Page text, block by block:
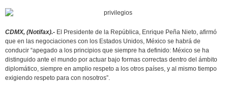
CDMX, (Notifax).- El Presidente de la República, Enrique Peña Nieto, afirmó
que en las negociaciones con los Estados Unidos, México se habrá de
conducir “apegado a los principios que siempre ha definido: México se ha
distinguido ante el mundo por actuar bajo formas correctas dentro del ámbito
diplomático, siempre en amplio respeto a los otros países, y al mismo tiempo
exigiendo respeto para con nosotros”.